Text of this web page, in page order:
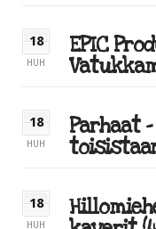
18
HUH
EPIC
18
HUH
Parhaat
18
HUH